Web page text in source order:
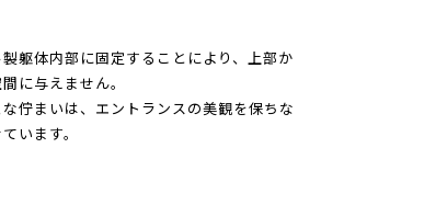
躯体内部に固定することにより、上部か
に与えません。
佇まいは、エントランスの美観を保ちな
います。